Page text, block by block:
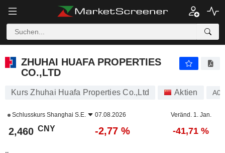
ZHUHAI HUAFA PROPERTIES
CO.,LTD
Kurs Zhuhai Huafa Properties Co.,Ltd Aktien
Schlusskurs Shanghai S.E. 07.08.2026 Veränd. 1. Jan.
2,460 CNY -2,77 % -41,71 %